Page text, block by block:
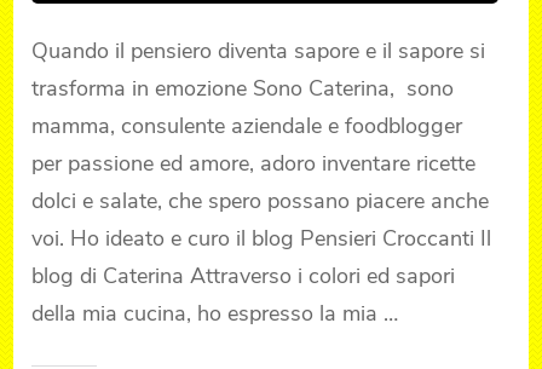
Quando il pensiero diventa sapore e il sapore si
trasforma in emozione Sono Caterina, sono
mamma, consulente aziendale e foodblogger
per passione ed amore, adoro inventare ricette
dolci e salate, che spero possano piacere anche
voi. Ho ideato e curo il blog Pensieri Croccanti Il
blog di Caterina Attraverso i colori ed sapori
della mia cucina, ho espresso la mia …